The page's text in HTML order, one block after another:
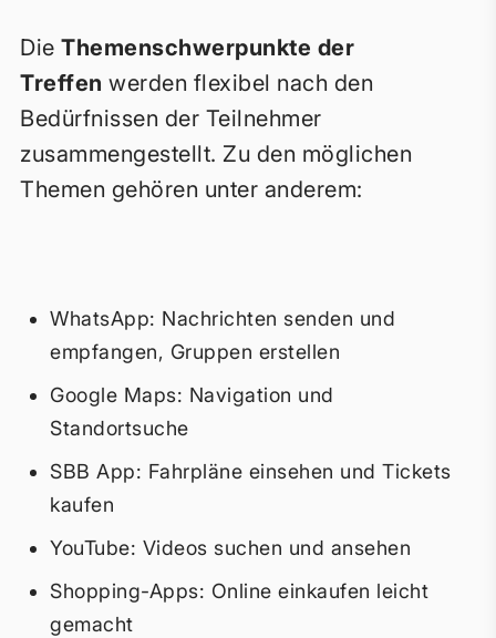
Die Themenschwerpunkte der
Treffen werden flexibel nach den
Bedürfnissen der Teilnehmer
zusammengestellt. Zu den möglichen
Themen gehören unter anderem:
WhatsApp: Nachrichten senden und
empfangen, Gruppen erstellen
Google Maps: Navigation und
Standortsuche
SBB App: Fahrpläne einsehen und Tickets
kaufen
YouTube: Videos suchen und ansehen
Shopping-Apps: Online einkaufen leicht
gemacht